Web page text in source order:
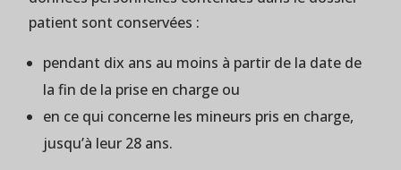
patient sont conservées :
pendant dix ans au moins à partir de la date de
la fin de la prise en charge ou
en ce qui concerne les mineurs pris en charge,
jusqu’à leur 28 ans.